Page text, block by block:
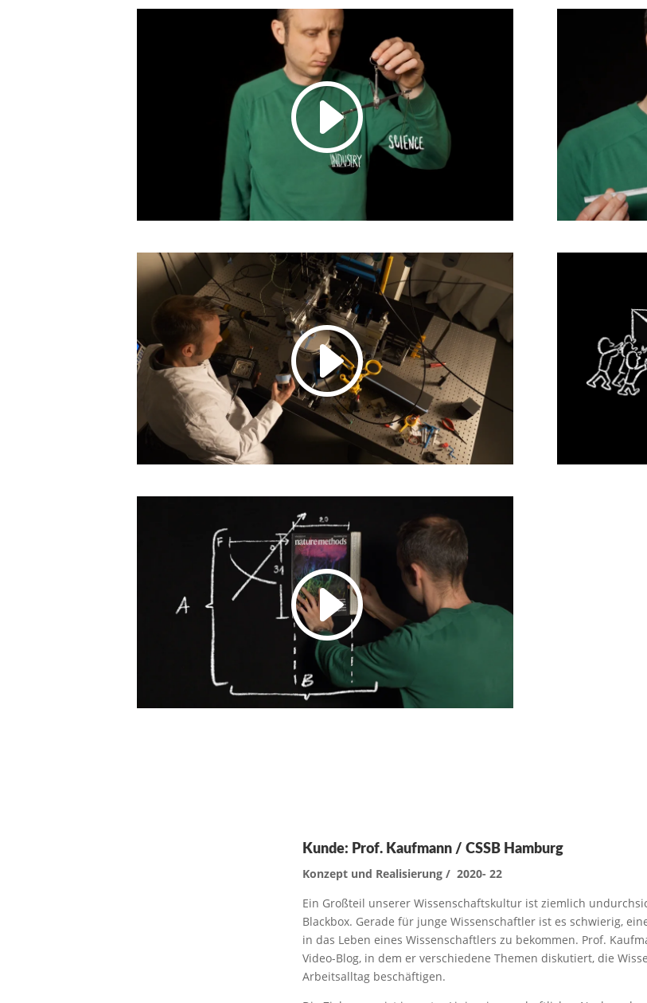
Kunde: Prof. Kaufmann / CSSB Hamburg
Konzept und Realisierung / 2020- 22
Ein Großteil unserer Wissenschaftskultur ist ziemlich
Blackbox. Gerade für junge Wissenschaftler ist es schwierig,
in das Leben eines Wissenschaftlers zu bekommen. Prof.
Video-Blog, in dem er verschiedene Themen diskutiert, die
Arbeitsalltag beschäftigen.